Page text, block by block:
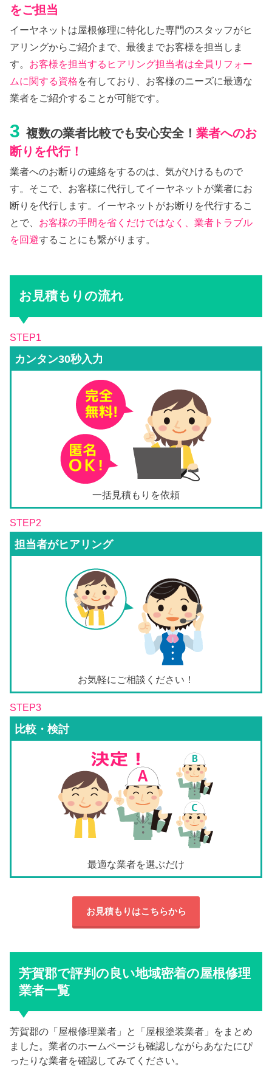
をご担当
イーヤネットは屋根修理に特化した専門のスタッフがヒ
アリングからご紹介まで、最後までお客様を担当しま
す。 お客様を担当するヒアリング担当者は全員リフォー
ムに関する資格を有しており、お客様のニーズに最適な
業者をご紹介することが可能です。
3 複数の業者比較でも安心安全！業者へのお
断りを代行！
業者へのお断りの連絡をするのは、気がひけるもので
す。そこで、お客様に代行してイーヤネットが業者にお
断りを代行します。イーヤネットがお断りを代行するこ
とで、 お客様の手間を省くだけではなく、業者トラブル
を回避することにも繋がります。
お見積もりの流れ
STEP1
カンタン30秒入力
一括見積もりを依頼
STEP2
担当者がヒアリング
お気軽にご相談ください！
STEP3
比較・検討
最適な業者を選ぶだけ
お見積もりはこちらから
芳賀郡で評判の良い地域密着の屋根修理
業者一覧
芳賀郡の「屋根修理業者」と「屋根塗装業者」をまとめ
ました。業者のホームページも確認しながらあなたにぴ
ったりな業者を確認してみてください。